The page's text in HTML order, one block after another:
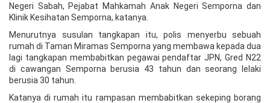
Negeri Sabah, Pejabat Mahkamah Anak Negeri Semporna dan
Klinik Kesihatan Semporna, katanya.
Menurutnya susulan tangkapan itu, polis menyerbu sebuah
rumah di Taman Miramas Semporna yang membawa kepada dua
lagi tangkapan membabitkan pegawai pendaftar JPN, Gred N22
di cawangan Semporna berusia 43 tahun dan seorang lelaki
berusia 30 tahun.
Katanya di rumah itu rampasan membabitkan sekeping borang